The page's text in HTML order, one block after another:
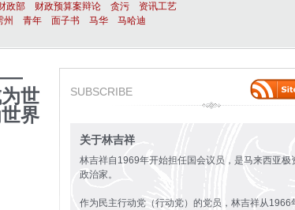
政部 财政预算案辩论 贪污
资讯工艺
州 青年 面子书 马华
马哈迪
世
界
SUBSCRIBE
关于林吉祥
林吉祥自1969年开始担任国会议员，是马来西亚极
政治家。
作为民主行动党（行动党）的党员，林吉祥从1966